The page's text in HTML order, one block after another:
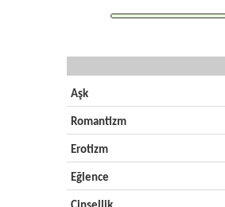
Aşk
Romantizm
Erotizm
Eğlence